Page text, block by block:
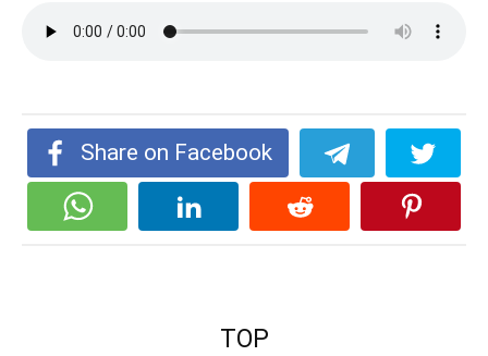
Share on Facebook
TOP